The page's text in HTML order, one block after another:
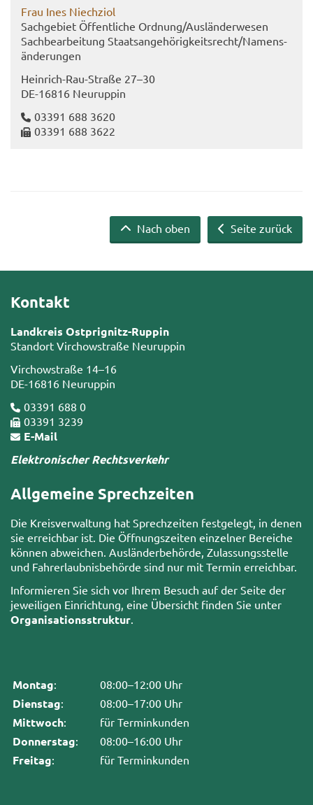
Frau Ines Niech­zi­ol
Sach­ge­biet Öf­fent­li­che Ord­nung/Aus­län­der­we­sen
Sach­be­ar­bei­tung Staats­an­ge­hö­rig­keits­recht/Na­mens­
än­de­run­gen
Heinrich-​​Rau-​Straße 27–30
DE-​16816 Neu­rup­pin
03391 688 3620
03391 688 3622
Seite zurück
Nach oben
Kontakt
Landkreis Ostprignitz-Ruppin
Standort Virchowstraße Neuruppin
Virchowstraße 14–16
DE-16816 Neuruppin
03391 688 0
03391 3239
E-Mail
Elektronischer Rechtsverkehr
Allgemeine Sprechzeiten
Die Kreisverwaltung hat Sprechzeiten festgelegt, in denen
sie erreichbar ist. Die Öffnungszeiten einzelner Bereiche
können abweichen. Ausländerbehörde, Zulassungsstelle
und Fahrerlaubnisbehörde sind nur mit Termin erreichbar.
Informieren Sie sich vor Ihrem Besuch auf der Seite der
jeweiligen Einrichtung, eine Übersicht finden Sie unter
Organisationsstruktur
Montag: 08:00–12:00 Uhr
Dienstag: 08:00–17:00 Uhr
Mittwoch: für Terminkunden
Donnerstag: 08:00–16:00 Uhr
Freitag: für Terminkunden